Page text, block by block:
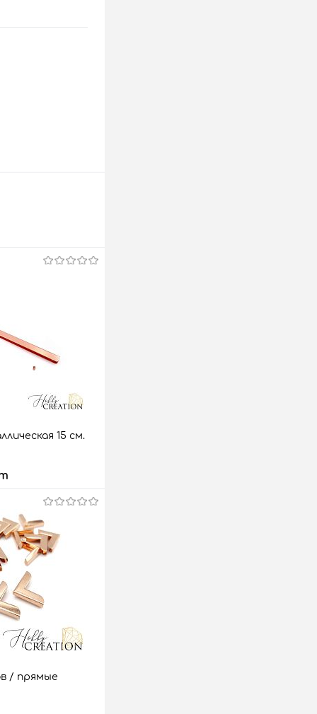
15 см.
Сравнить
/ прямые